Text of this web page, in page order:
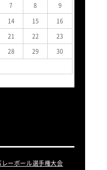
7 8
9
14 15
16
21 22
23
28 29
30
ーボール選手権大会